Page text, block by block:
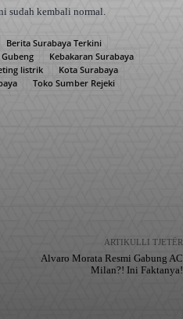
sudah kembali normal.
Berita Surabaya Terkini
Kebakaran Surabaya
listrik
Kota Surabaya
Toko Sumber Rejeki
ARTIKULLI TJETËR
Alvaro Morata Resmi Gabung AC
Milan?! Ini Faktanya!